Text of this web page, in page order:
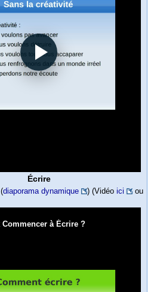
Écrire
(diaporama dynamique ) (Vidéo ici
ou